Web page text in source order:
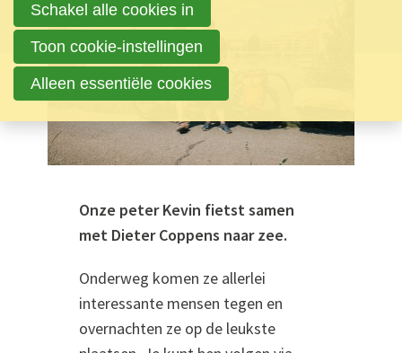
Onze peter Kevin fietst samen
met Dieter Coppens naar zee.
Onderweg komen ze allerlei
interessante mensen tegen en
overnachten ze op de leukste
Schakel alle cookies in
Toon cookie-instellingen
Alleen essentiële cookies